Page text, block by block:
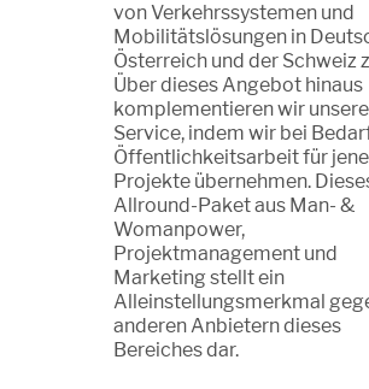
von Verkehrssystemen und
Mobilitätslösungen in
Österreich und der Schweiz
Über dieses Angebot hinaus
komplementieren wir
Service, indem wir bei
Öffentlichkeitsarbeit für jene
Projekte übernehmen.
Allround-Paket aus Man- &
Womanpower,
Projektmanagement und
Marketing stellt ein
Alleinstellungsmerkmal
anderen Anbietern dieses
Bereiches dar.